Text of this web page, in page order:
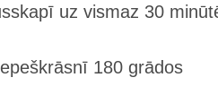
uz vismaz 30
180 grādos